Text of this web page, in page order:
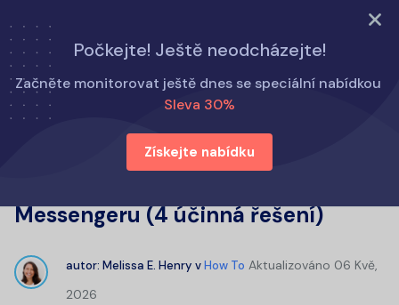
VYZKOUŠET NYNÍ
Počkejte! Ještě neodcházejte!
Začněte monitorovat ještě dnes se speciální nabídkou
Sleva 30%
Získejte nabídku
Domů
Jak na to
Jak obnovit smazané zprávy v Messengeru (4 účinná
řešení)
Messengeru (4 účinná řešení)
autor: Melissa E. Henry vHow To Aktualizováno 06 Kvě,
2026